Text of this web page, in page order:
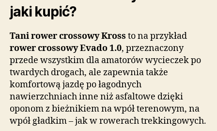
jaki kupić?
Tani rower crossowy Kross to na przykład
rower crossowy Evado 1.0, przeznaczony
przede wszystkim dla amatorów wycieczek po
twardych drogach, ale zapewnia także
komfortową jazdę po łagodnych
nawierzchniach inne niż asfaltowe dzięki
oponom z bieżnikiem na wpół terenowym, na
wpół gładkim – jak w rowerach trekkingowych.